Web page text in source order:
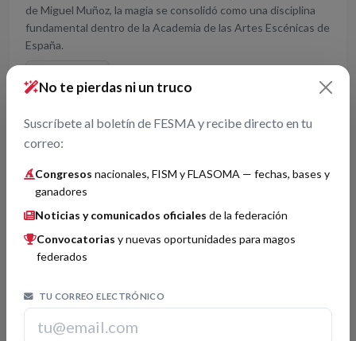
de Miguel Muñoz, la magia se consolidó como una disciplina
fundamental dentro de la Academia de las Artes Escénicas de
España.
Academia AAEE
MagoMigue nombrado Académico de las
Artes Escénicas
31/07/2025
Nuestro vicepresidente, el MagoMigue es nombrado
académico de las Artes Escénicas de España. Con la
abre la puerta a una mayor integración en el mundo de la
cultura nacional.
No te pierdas ni un truco
Suscríbete al boletín de FESMA y recibe directo en tu
correo:
Congresos nacionales, FISM y FLASOMA — fechas, bases y
ganadores
Noticias y comunicados oficiales de la federación
Convocatorias y nuevas oportunidades para magos
federados
TU CORREO ELECTRÓNICO